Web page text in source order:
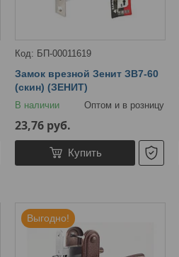
БП-00011619
Замок врезной Зенит ЗВ7-60
(скин) (ЗЕНИТ)
В наличии Оптом и в розницу
23,76 руб.
Купить
Выгодно!